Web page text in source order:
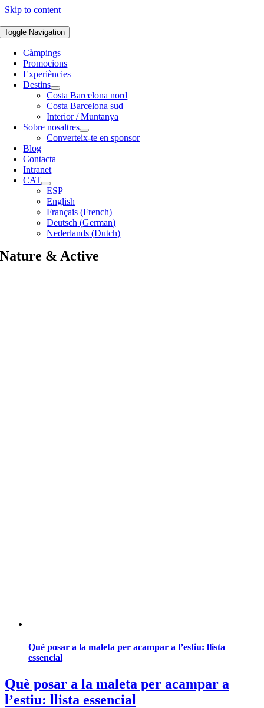
Skip to content
Toggle Navigation
Càmpings
Promocions
Experiències
Destins
Costa Barcelona nord
Costa Barcelona sud
Interior / Muntanya
Sobre nosaltres
Converteix-te en sponsor
Blog
Contacta
Intranet
CAT
ESP
English
Français (French)
Deutsch (German)
Nederlands (Dutch)
Nature & Active
Què posar a la maleta per acampar a l’estiu: llista
essencial
Què posar a la maleta per acampar a
l’estiu: llista essencial